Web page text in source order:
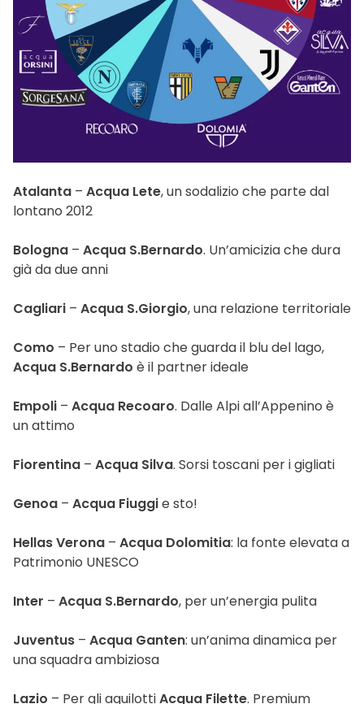
Atalanta – Acqua Lete, un sodalizio che parte dal
lontano 2012
Bologna – Acqua S.Bernardo. Un’amicizia che dura
già da due anni
Cagliari – Acqua S.Giorgio, una relazione territoriale
Como – Per uno stadio che guarda il blu del lago,
Acqua S.Bernardo è il partner ideale
Empoli – Acqua Recoaro. Dalle Alpi all’Appenino è
un attimo
Fiorentina – Acqua Silva. Sorsi toscani per i gigliati
Genoa – Acqua Fiuggie sto!
Hellas Verona – Acqua Dolomitia: la fonte elevata a
Patrimonio UNESCO
Inter – Acqua S.Bernardo, per un’energia pulita
Juventus – Acqua Ganten: un’anima dinamica per
una squadra ambiziosa
Lazio – Per gli aquilottiAcqua Filette. Premium